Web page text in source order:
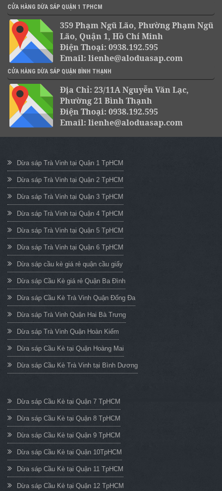
CỬA HÀNG DỪA SÁP QUẬN 1 TPHCM
359 Phạm Ngũ Lão, Phường Phạm Ngũ
Lão, Quận 1, Hồ Chí Minh
Điện Thoại: 0938.192.595
Email: lienhe@aloduasap.com
CỬA HÀNG DỪA SÁP QUẬN BÌNH THẠNH
Địa Chỉ: 23/11A Nguyễn Văn Lạc,
Phường 21 Bình Thạnh
Điện Thoại: 0938.192.595
Email: lienhe@aloduasap.com
Dừa sáp Trà Vinh tại Quận 1 TpHCM
Dừa sáp Trà Vinh tại Quận 2 TpHCM
Dừa sáp Trà Vinh tại Quận 3 TpHCM
Dừa sáp Trà Vinh tại Quận 4 TpHCM
Dừa sáp Trà Vinh tại Quận 5 TpHCM
Dừa sáp Trà Vinh tại Quận 6 TpHCM
Dừa sáp cầu kè giá rẻ quận cầu giấy
Dừa sáp Cầu Kè giá rẻ Quận Ba Đình
Dừa sáp Cầu Kè Trà Vinh Quận Đống Đa
Dừa sáp Trà Vinh Quận Hai Bà Trưng
Dừa sáp Trà Vinh Quận Hoàn Kiếm
Dừa sáp Cầu Kè tại Quận Hoàng Mai
Dừa sáp Cầu Kè Trà Vinh tại Bình Dương
Dừa sáp Cầu Kè tại Quận 7 TpHCM
Dừa sáp Cầu Kè tại Quận 8 TpHCM
Dừa sáp Cầu Kè tại Quận 9 TpHCM
Dừa sáp Cầu Kè tại Quận 10TpHCM
Dừa sáp Cầu Kè tại Quận 11 TpHCM
Dừa sáp Cầu Kè tại Quận 12 TpHCM